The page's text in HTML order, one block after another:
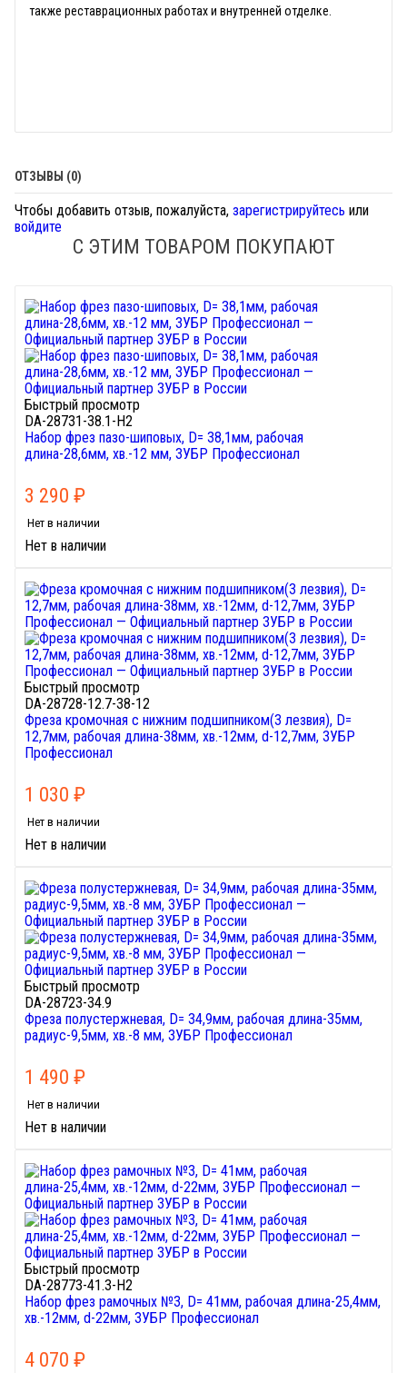
также реставрационных работах и внутренней отделке.
ОТЗЫВЫ (0)
Чтобы добавить отзыв, пожалуйста, зарегистрируйтесь или
войдите
С ЭТИМ ТОВАРОМ ПОКУПАЮТ
Быстрый просмотр
DA-28731-38.1-H2
Набор фрез пазо-шиповых, D= 38,1мм, рабочая
длина-28,6мм, хв.-12 мм, ЗУБР Профессионал
3 290 ₽
Нет в наличии
Нет в наличии
Быстрый просмотр
DA-28728-12.7-38-12
Фреза кромочная с нижним подшипником(3 лезвия), D=
12,7мм, рабочая длина-38мм, хв.-12мм, d-12,7мм, ЗУБР
Профессионал
1 030 ₽
Нет в наличии
Нет в наличии
Быстрый просмотр
DA-28723-34.9
Фреза полустержневая, D= 34,9мм, рабочая длина-35мм,
радиус-9,5мм, хв.-8 мм, ЗУБР Профессионал
1 490 ₽
Нет в наличии
Нет в наличии
Быстрый просмотр
DA-28773-41.3-H2
Набор фрез рамочных №3, D= 41мм, рабочая длина-25,4мм,
хв.-12мм, d-22мм, ЗУБР Профессионал
4 070 ₽